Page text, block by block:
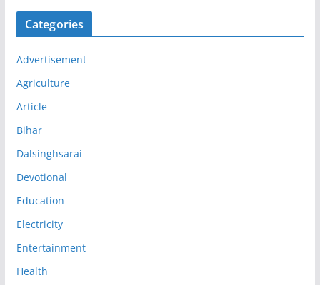
Categories
Advertisement
Agriculture
Article
Bihar
Dalsinghsarai
Devotional
Education
Electricity
Entertainment
Health